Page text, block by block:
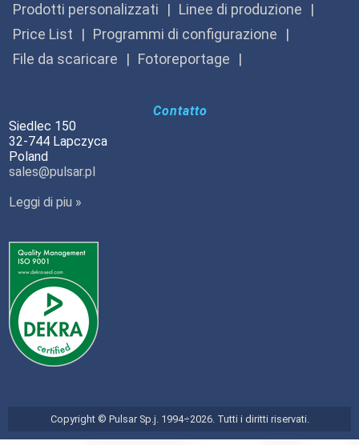
Prodotti personalizzati
Linee di produzione
Price List
Programmi di configurazione
File da scaricare
Fotoreportage
Contatto
Siedlec 150
32-744 Lapczyca
Poland
sales@pulsar.pl
Leggi di piu »
Copyright © Pulsar Sp.j. 1994÷2026. Tutti i diritti riservati.